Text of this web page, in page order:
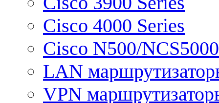
Cisco 4000 Series
Cisco N500/
LAN
VPN